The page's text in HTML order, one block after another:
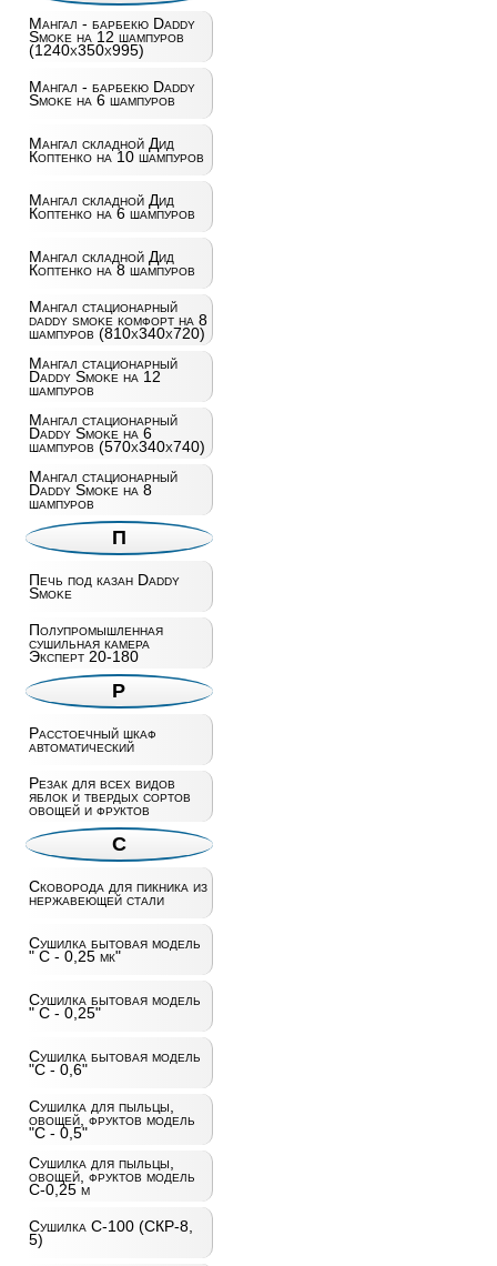
Мангал - барбекю Daddy
Smoke на 12 шампуров
(1240х350х995)
Мангал - барбекю Daddy
Smoke на 6 шампуров
Мангал складной Дид
Коптенко на 10 шампуров
Мангал складной Дид
Коптенко на 6 шампуров
Мангал складной Дид
Коптенко на 8 шампуров
Мангал стационарный
daddy smoke комфорт на 8
шампуров (810х340х720)
Мангал стационарный
Daddy Smoke на 12
шампуров
Мангал стационарный
Daddy Smoke на 6
шампуров (570х340х740)
Мангал стационарный
Daddy Smoke на 8
шампуров
П
Печь под казан Daddy
Smoke
Полупромышленная
сушильная камера
Эксперт 20-180
Р
Расстоечный шкаф
автоматический
Резак для всех видов
яблок и твердых сортов
овощей и фруктов
С
Сковорода для пикника из
нержавеющей стали
Сушилка бытовая модель
" С - 0,25 мк"
Сушилка бытовая модель
" С - 0,25"
Сушилка бытовая модель
"С - 0,6"
Сушилка для пыльцы,
овощей, фруктов модель
"С - 0,5"
Сушилка для пыльцы,
овощей, фруктов модель
С-0,25 м
Сушилка С-100 (СКР-8,
5)